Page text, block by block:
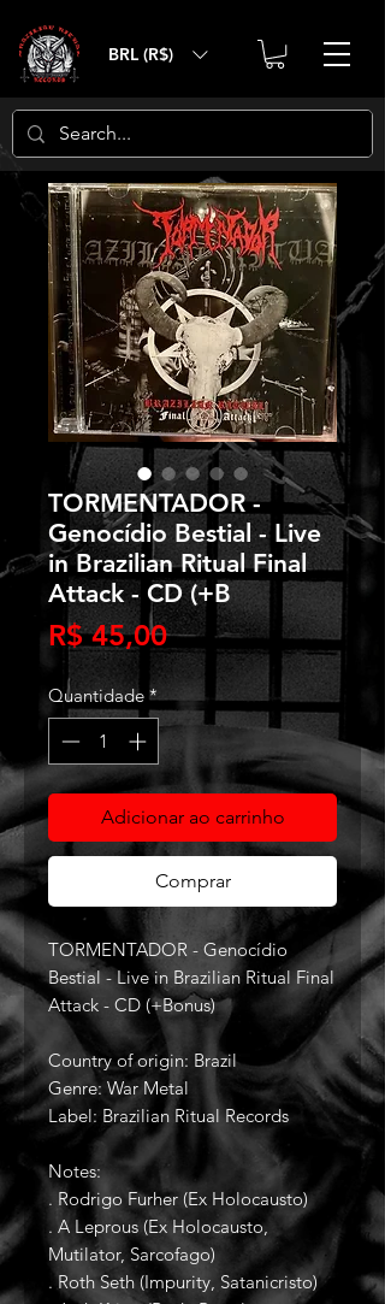
BRL (R$)
TORMENTADOR -
Genocídio Bestial - Live
in Brazilian Ritual Final
Attack - CD (+B
R$ 45,00Preço
Quantidade *
Adicionar ao carrinho
Comprar
TORMENTADOR - Genocídio
Bestial - Live in Brazilian Ritual Final
Attack - CD (+Bonus)
Country of origin: Brazil
Genre: War Metal
Label: Brazilian Ritual Records
Notes:
. Rodrigo Furher (Ex Holocausto)
. A Leprous (Ex Holocausto,
Mutilator, Sarcofago)
. Roth Seth (Impurity, Satanicristo)